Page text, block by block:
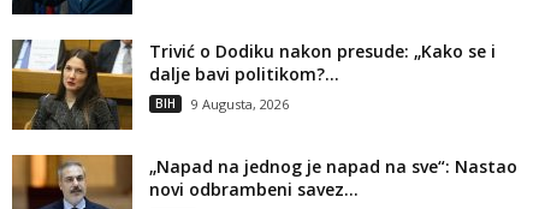
Trivić o Dodiku nakon presude: „Kako se i
dalje bavi politikom?...
BIH 9 Augusta, 2026
„Napad na jednog je napad na sve“: Nastao
novi odbrambeni savez...